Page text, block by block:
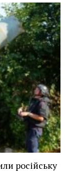
російську